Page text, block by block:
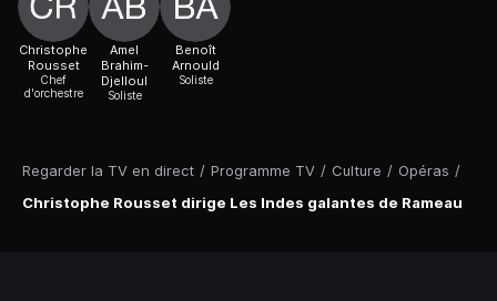
Regarder la TV en direct / Programme TV / Culture / Opéras /
Christophe Rousset dirige Les Indes galantes de Rameau
Christophe
Rousset
Chef
d'orchestre
Amel
Brahim-
Djelloul
Soliste
Benoît
Arnould
Soliste